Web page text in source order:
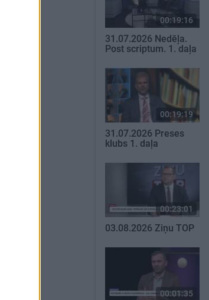
00:19:16
31.07.2026 Nedēļa.
Post scriptum. 1. daļa
00:19:19
31.07.2026 Preses
klubs 1. daļa
00:23:01
03.08.2026 Ziņu TOP
00:01:35